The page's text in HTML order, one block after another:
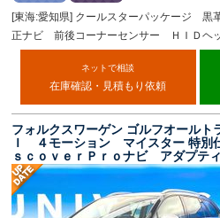
[東海:愛知県] クールスターパッケージ
正ナビ 前後コーナーセンサー ＨＩＤヘ
ネットで相談
在庫確認・見積もり依頼
フォルクスワーゲン ゴルフオールト
Ｉ ４モーション マイスター 特別
ｓｃｏｖｅｒＰｒｏナビ アダプテ
コントロール アクティブインフォ
イ ＬＥＤヘッドライト バックカ
リングヒーター シートヒーター
ト フルセグ